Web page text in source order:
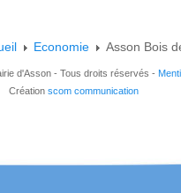
Economie Asson Bois
d'Asson - Tous droits réservés -
Création scom communication